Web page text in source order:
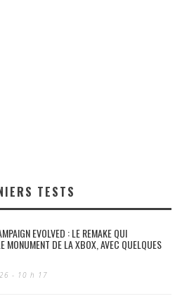
TESTS
EVOLVED : LE REMAKE QUI
MONUMENT DE LA XBOX, AVEC QUELQUES
- 10 h 17